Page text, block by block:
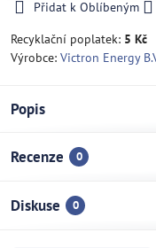
Přidat k Oblíbeným
Recyklační poplatek: 5 Kč
Výrobce: Victron Energy
Popis
Recenze 0
Diskuse 0